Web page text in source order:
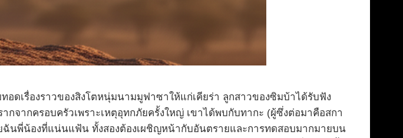
ดเรื่องราวของสิงโตหนุ่มนามมูฟาซาให้แก่เคียร่า ลูกสาวของซิมบ้าได้รับฟัง
กจากครอบครัวเพราะเหตุอุทกภัยครั้งใหญ่ เขาได้พบกับทากะ (ผู้ซึ่งต่อมาคือสกา
ฉันพี่น้องที่แน่นแฟ้น ทั้งสองต้องเผชิญหน้ากับอันตรายและการทดสอบมากมายบน